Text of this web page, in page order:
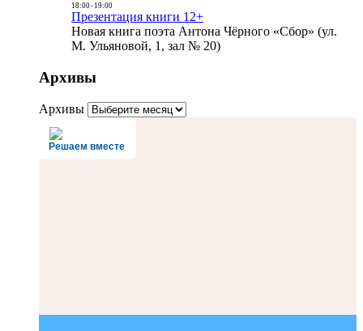
18:00- 19:00
Презентация книги 12+
Новая книга поэта Антона Чёрного «Сбор» (ул.
М. Ульяновой, 1, зал № 20)
Архивы
Архивы
Решаем вместе